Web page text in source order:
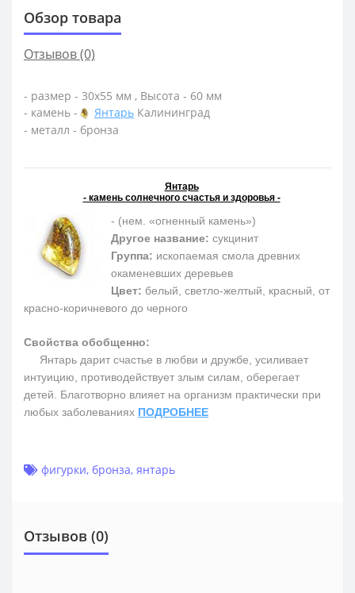
Обзор товара
Отзывов (0)
- размер - 30х55 мм , Высота - 60 мм
- камень -
Янтарь Калининград
- металл - бронза
Янтарь
- камень солнечного счастья и здоровья -
- (нем. «огненный камень»)
Другое название: сукцинит
Группа: ископаемая смола древних
окаменевших деревьев
Цвет: белый, светло-желтый, красный, от
красно-коричневого до черного
Свойства обобщенно:
Янтарь дарит счастье в любви и дружбе, усиливает
интуицию, противодействует злым силам, оберегает
детей. Благотворно влияет на организм практически при
любых заболеваниях ПОДРОБНЕЕ
фигурки, бронза, янтарь
Отзывов (0)